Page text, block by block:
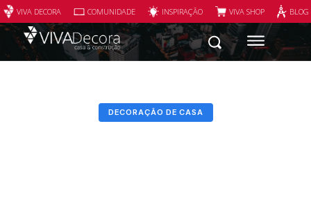
VIVA DECORA COMUNIDADE INSPIRAÇÃO VIVA SHOP
DECORAÇÃO DE CASA